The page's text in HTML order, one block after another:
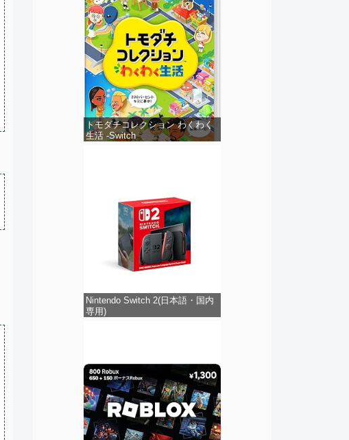
トモダチコレクション わくわく
生活 -Switch
Nintendo Switch 2(日本語・国内
専用)